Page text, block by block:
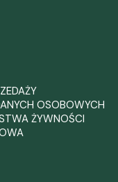
OSOBOWYCH
ŻYWNOŚCI